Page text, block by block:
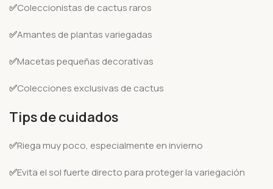
✅Coleccionistas de cactus raros
✅Amantes de plantas variegadas
✅Macetas pequeñas decorativas
✅Colecciones exclusivas de cactus
Tips de cuidados
✅Riega muy poco, especialmente en invierno
✅Evita el sol fuerte directo para proteger la variegación